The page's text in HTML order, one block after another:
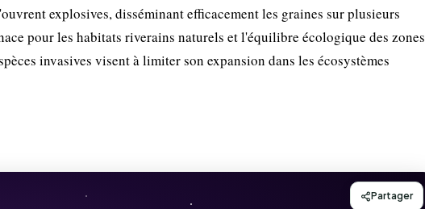
explosives, disséminant efficacement les graines sur plusieurs
pour les habitats riverains naturels et l'équilibre écologique des zones
invasives visent à limiter son expansion dans les écosystèmes